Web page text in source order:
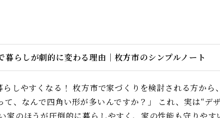
らしが劇的に変わる理由｜枚方市のシンプルノート
しやすくなる！ 枚方市で家づくりを検討される方から
、なんで四角い形が多いんですか？」 これ、実は“デ